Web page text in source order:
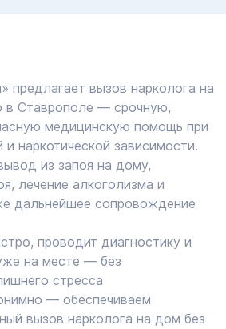
предлагает вызов нарколога на
в Ставрополе — срочную,
медицинскую помощь при
и наркотической зависимости.
из запоя на дому,
лечение алкоголизма и
дальнейшее сопровождение
проводит диагностику и
на месте — без
стресса
— обеспечиваем
вызов нарколога на дом без